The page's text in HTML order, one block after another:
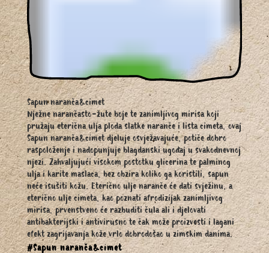
Sapun naranča&cimet
Nježne narančasto-žute boje te zanimljivog mirisa koji
pružaju eterična ulja ploda slatke naranče i lista cimeta, ovaj
Sapun naranča&cimet djeluje osvježavajuće, potiče dobro
raspoloženje i nadopunjuje blagdanski ugođaj u svakodnevnoj
njezi. Zahvaljujući visokom postotku glicerina te palminog
ulja i karite maslaca, bez obzira koliko ga koristili, sapun
neće isušiti kožu. Eterično ulje naranče će dati svježinu, a
eterično ulje cimeta, kao poznati afrodizijak zanimljivog
mirisa, prvenstveno će razbuditi čula ali i djelovati
antibakterijski i antivirusno te čak može proizvesti i lagani
efekt zagrijavanja kože vrlo dobrodošao u zimskim danima.
#Sapun naranča&cimet